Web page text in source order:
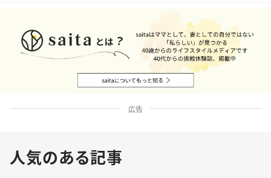
広告
人気のある記事